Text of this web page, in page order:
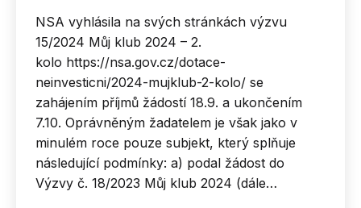
NSA vyhlásila na svých stránkách výzvu
15/2024 Můj klub 2024 – 2.
kolo https://nsa.gov.cz/dotace-
neinvesticni/2024-mujklub-2-kolo/ se
zahájením příjmů žádostí 18.9. a ukončením
7.10. Oprávněným žadatelem je však jako v
minulém roce pouze subjekt, který splňuje
následující podmínky: a) podal žádost do
Výzvy č. 18/2023 Můj klub 2024 (dále…